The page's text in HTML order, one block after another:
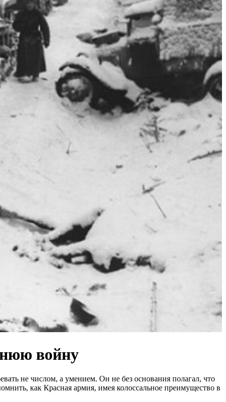
войну
не числом, а умением. Он не без основания полагал, что
как Красная армия, имея колоссальное преимущество в